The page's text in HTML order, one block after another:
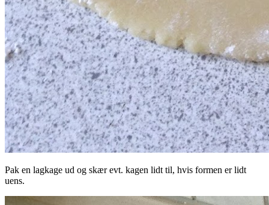
Pak en lagkage ud og skær evt. kagen lidt til, hvis formen er lidt
uens.